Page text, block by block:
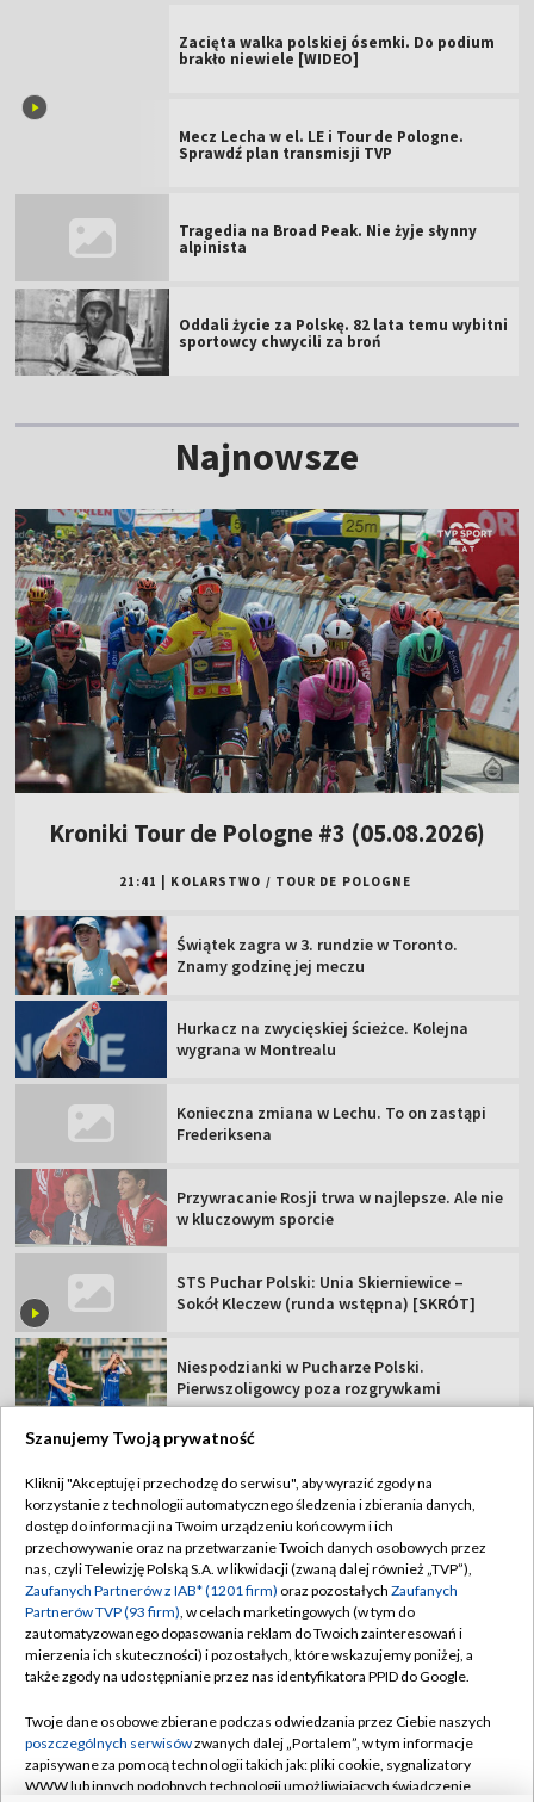
Mecz Lecha w el. LE i Tour de Pologne.
Sprawdź plan transmisji TVP
Tragedia na Broad Peak. Nie żyje słynny
alpinista
Oddali życie za Polskę. 82 lata temu wybitni
sportowcy chwycili za broń
Kroniki Tour de Pologne #3 (05.08.2026)
21:41 | KOLARSTWO / TOUR DE POLOGNE
Znamy godzinę jej meczu
Hurkacz na zwycięskiej ścieżce. Kolejna
wygrana w Montrealu
Konieczna zmiana w Lechu. To on zastąpi
Frederiksena
Przywracanie Rosji trwa w najlepsze. Ale nie
w kluczowym sporcie
STS Puchar Polski: Unia Skierniewice –
Sokół Kleczew (runda wstępna) [SKRÓT]
Niespodzianki w Pucharze Polski.
Pierwszoligowcy poza rozgrywkami
Sklep TVP
Biuro Reklamy
Oferta Handlowa
Telegazeta ogłoszenia
Emisja w TVP
Ogłoszenia przetargowe
Akademia Telewizyjna
Polityka prywatności
Moje zgody
Biuro reklamy
Kontakt
©2026 Telewizja Polska Spółka Akcyjna w likwidacji
Szanujemy Twoją prywatność
Kliknij "Akceptuję i przechodzę do serwisu", aby wyrazić zgody na
korzystanie z technologii automatycznego śledzenia i zbierania danych,
dostęp do informacji na Twoim urządzeniu końcowym i ich
przechowywanie oraz na przetwarzanie Twoich danych osobowych przez
nas, czyli Telewizję Polską S.A. w likwidacji (zwaną dalej również „TVP”),
Zaufanych Partnerów z IAB* (1201 firm) oraz pozostałych Zaufanych
Partnerów TVP (93 firm), w celach marketingowych (w tym do
zautomatyzowanego dopasowania reklam do Twoich zainteresowań i
mierzenia ich skuteczności) i pozostałych, które wskazujemy poniżej, a
także zgody na udostępnianie przez nas identyfikatora PPID do Google.
Twoje dane osobowe zbierane podczas odwiedzania przez Ciebie naszych
poszczególnych serwisówzwanych dalej „Portalem”, w tym informacje
zapisywane za pomocą technologii takich jak: pliki cookie, sygnalizatory
WWW lub innych podobnych technologii umożliwiających świadczenie